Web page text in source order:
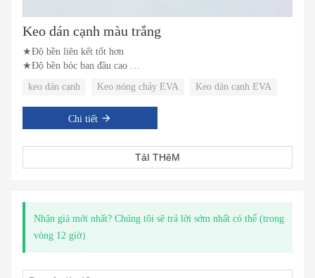
Keo dán cạnh màu trắng
★Độ bền liên kết tốt hơn
★Độ bền bóc ban đầu cao
keo dán cạnh Keo nóng chảy EVA Keo dán cạnh EVA
Chi tiết
TảI THêM
Nhận giá mới nhất? Chúng tôi sẽ trả lời sớm nhất có thể (trong
vòng 12 giờ）